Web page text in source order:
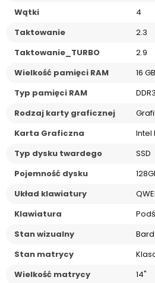
Wątki
4
Taktowanie
2.3
Taktowanie_TURBO
2.9
Wielkość pamięci RAM
16 GB
Typ pamięci RAM
DDR3
Rodzaj karty graficznej
Karta Graficzna
Intel
Typ dysku twardego
SSD
Pojemność dysku
Układ klawiatury
Klawiatura
Stan wizualny
Stan matrycy
Wielkość matrycy
14"